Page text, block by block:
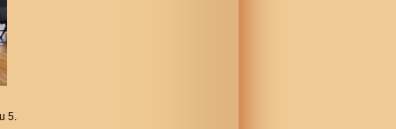
5.